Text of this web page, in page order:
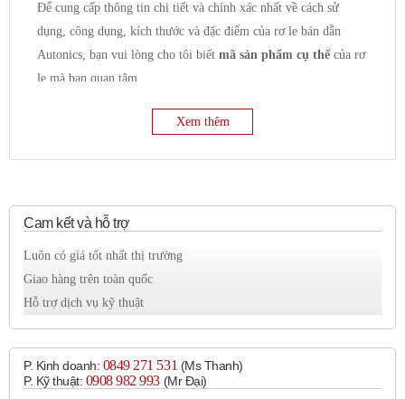
Để cung cấp thông tin chi tiết và chính xác nhất về cách sử
dụng, công dụng, kích thước và đặc điểm của rơ le bán dẫn
Autonics, bạn vui lòng cho tôi biết mã sản phẩm cụ thể của rơ
le mà bạn quan tâm.
Điều khiển tải:
Tải nhiệt:
Điện trở đốt nóng, lò nhiệt.
Tải động cơ:
Tải chiếu sáng:
Thiết bị bán dẫn công suất lớn.
Cách ly quang:Nhiều dòng rơ le bán dẫn Autonics sử
Xem thêm
Cam kết và hỗ trợ
Luôn có giá tốt nhất thị trường
Giao hàng trên toàn quốc
Hỗ trợ dịch vụ kỹ thuật
P. Kinh doanh: 0849 271 531 (Ms Thanh)
P. Kỹ thuật: 0908 982 993​ (Mr Đại)